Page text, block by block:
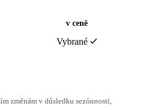
v ceně
Vybrané
změnám v důsledku sezónnosti,